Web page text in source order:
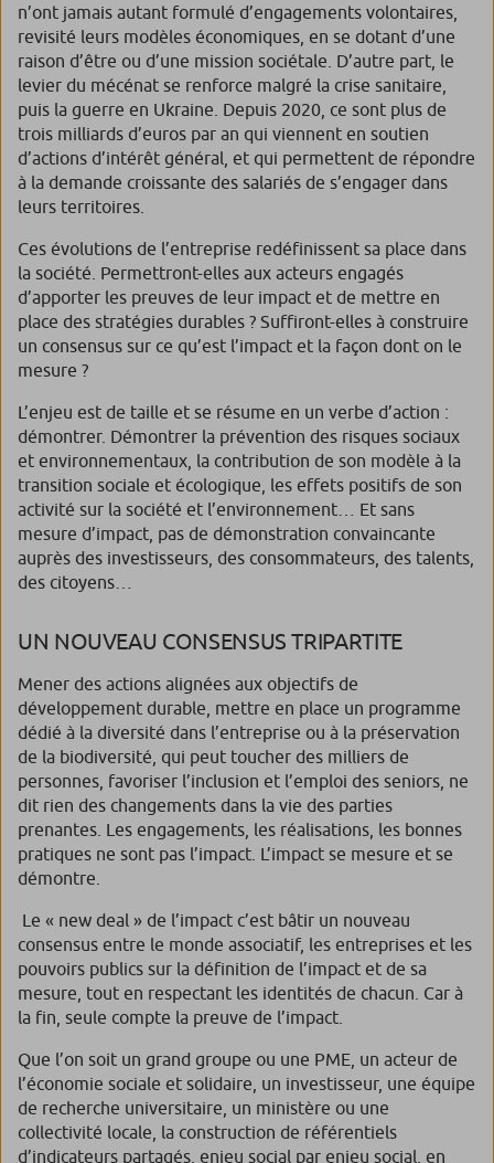
n’ont jamais autant formulé d’engagements volontaires,
revisité leurs modèles économiques, en se dotant d’une
raison d’être ou d’une mission sociétale. D’autre part, le
levier du mécénat se renforce malgré la crise sanitaire,
puis la guerre en Ukraine. Depuis 2020, ce sont plus de
trois milliards d’euros par an qui viennent en soutien
d’actions d’intérêt général, et qui permettent de répondre
à la demande croissante des salariés de s’engager dans
leurs territoires.
Ces évolutions de l’entreprise redéfinissent sa place dans
la société. Permettront-elles aux acteurs engagés
d’apporter les preuves de leur impact et de mettre en
place des stratégies durables ? Suffiront-elles à construire
un consensus sur ce qu’est l’impact et la façon dont on le
mesure ?
L’enjeu est de taille et se résume en un verbe d’action :
démontrer. Démontrer la prévention des risques sociaux
et environnementaux, la contribution de son modèle à la
transition sociale et écologique, les effets positifs de son
activité sur la société et l’environnement… Et sans
mesure d’impact, pas de démonstration convaincante
auprès des investisseurs, des consommateurs, des talents,
des citoyens…
UN NOUVEAU CONSENSUS TRIPARTITE
Mener des actions alignées aux objectifs de
développement durable, mettre en place un programme
dédié à la diversité dans l’entreprise ou à la préservation
de la biodiversité, qui peut toucher des milliers de
personnes, favoriser l’inclusion et l’emploi des seniors, ne
dit rien des changements dans la vie des parties
prenantes. Les engagements, les réalisations, les bonnes
pratiques ne sont pas l’impact. L’impact se mesure et se
démontre.
Le « new deal » de l’impact c’est bâtir un nouveau
consensus entre le monde associatif, les entreprises et les
pouvoirs publics sur la définition de l’impact et de sa
mesure, tout en respectant les identités de chacun. Car à
la fin, seule compte la preuve de l’impact.
Que l’on soit un grand groupe ou une PME, un acteur de
l’économie sociale et solidaire, un investisseur, une équipe
de recherche universitaire, un ministère ou une
collectivité locale, la construction de référentiels
d’indicateurs partagés, enjeu social par enjeu social, en